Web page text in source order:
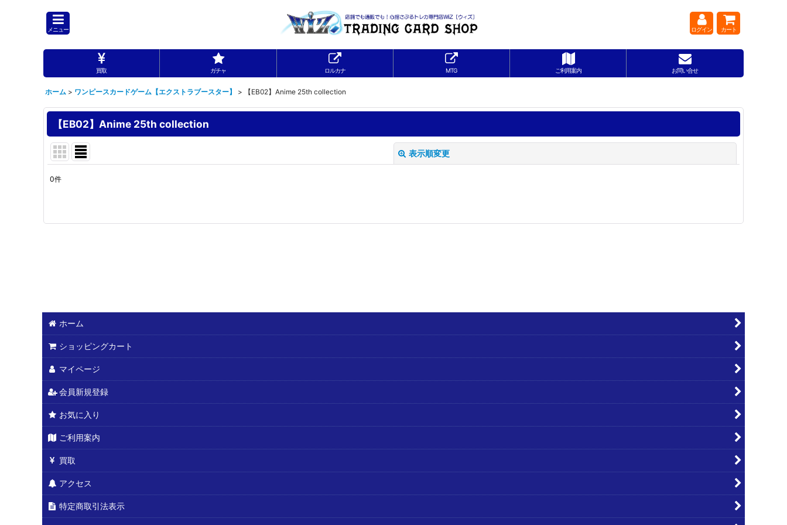
メニュー ログイン カート
買取 ガチャ ロルカナ MTG ご利用案内 お問い合せ
ホーム > ワンピースカードゲーム【エクストラブースター】 > 【EB02】Anime 25th collection
【EB02】Anime 25th collection
表示順変更
0件
ホーム
ショッピングカート
マイページ
会員新規登録
お気に入り
ご利用案内
買取
アクセス
特定商取引法表示